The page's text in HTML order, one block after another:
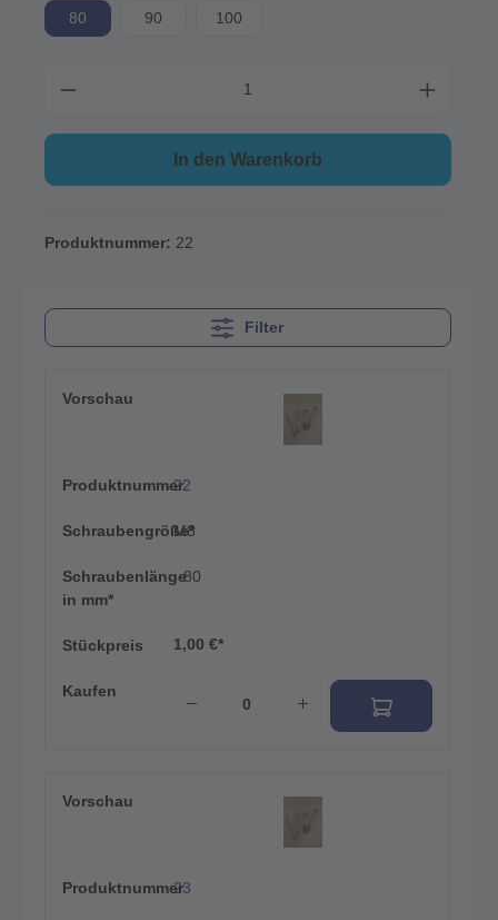
80 90 100
In den Warenkorb
Produktnummer: 22
Filter
Vorschau
Produktnummer22
Schraubengröße*
M8
Schraubenlänge
in mm*
80
Stückpreis 1,00 €*
Kaufen
Vorschau
Produktnummer23